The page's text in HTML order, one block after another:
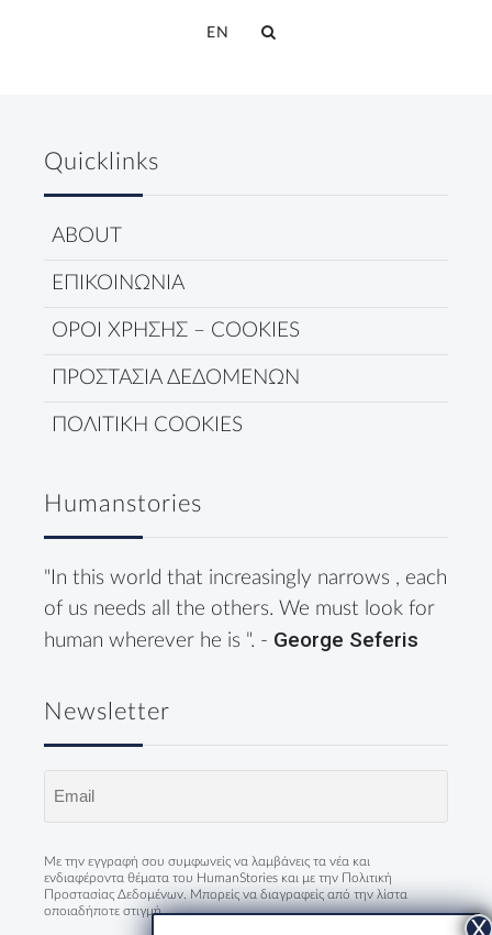
EN
Quicklinks
ABOUT
ΕΠΙΚΟΙΝΩΝΙΑ
ΟΡΟΙ ΧΡΗΣΗΣ – COOKIES
ΠΡΟΣΤΑΣΙΑ ΔΕΔΟΜΕΝΩΝ
ΠΟΛΙΤΙΚΗ COOKIES
Humanstories
"In this world that increasingly narrows , each
of us needs all the others. We must look for
human wherever he is ". - George Seferis
Newsletter
Με την εγγραφή σου συμφωνείς να λαμβάνεις τα νέα και
ενδιαφέροντα θέματα του HumanStories και με την
Πολιτική
Προστασίας Δεδομένων . Μπορείς να διαγραφείς από την λίστα
οποιαδήποτε στιγμή.